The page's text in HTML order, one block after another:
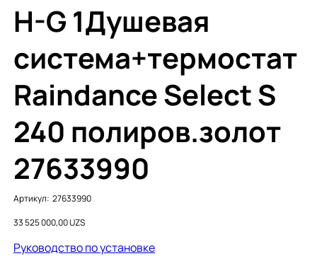
H-G 1Душевая
система+термостат
Raindance Select S
240 полиров.золот
27633990
Артикул: Артикул:
27633990
27633990
Цена
33 525 000,00 UZS
Руководство по установке